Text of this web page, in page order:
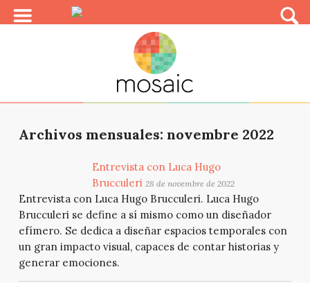
Archivos mensuales: novembre 2022
Entrevista con Luca Hugo
Brucculeri 28 de novembre de 2022
Entrevista con Luca Hugo Brucculeri. Luca Hugo
Brucculeri se define a sí mismo como un diseñador
efímero. Se dedica a diseñar espacios temporales con
un gran impacto visual, capaces de contar historias y
generar emociones.